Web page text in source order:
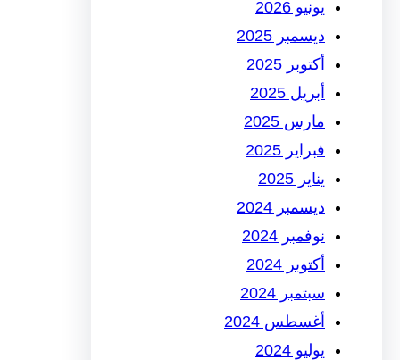
يونيو 2026
ديسمبر 2025
أكتوبر 2025
أبريل 2025
مارس 2025
فبراير 2025
يناير 2025
ديسمبر 2024
نوفمبر 2024
أكتوبر 2024
سبتمبر 2024
أغسطس 2024
يوليو 2024